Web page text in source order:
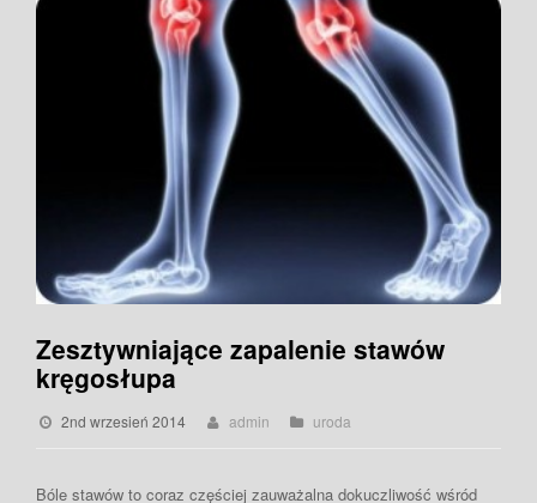
Zesztywniające zapalenie stawów
kręgosłupa
2nd wrzesień 2014 admin uroda
Bóle stawów to coraz częściej zauważalna dokuczliwość wśród